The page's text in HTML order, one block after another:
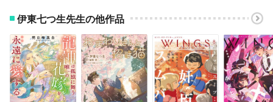
伊東七つ生先生の他作品